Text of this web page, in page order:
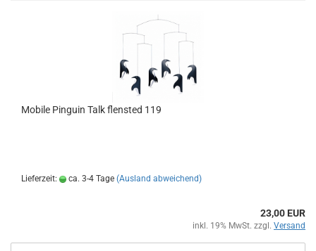
Mobile Pinguin Talk flensted 119
Lieferzeit: ca. 3-4 Tage (Ausland abweichend)
23,00 EUR
inkl. 19% MwSt. zzgl. Versand